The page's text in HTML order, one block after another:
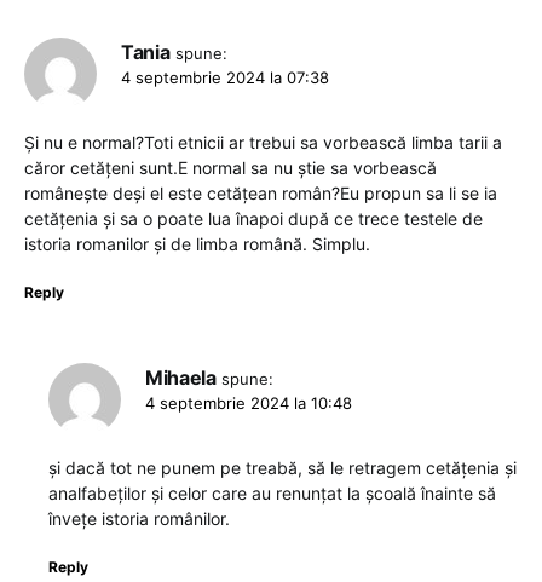
Tania spune:
4 septembrie 2024 la 07:38
Și nu e normal?Toti etnicii ar trebui sa vorbească limba tarii a
căror cetățeni sunt.E normal sa nu știe sa vorbească
românește deși el este cetățean român?Eu propun sa li se ia
cetățenia și sa o poate lua înapoi după ce trece testele de
istoria romanilor și de limba română. Simplu.
Reply
Mihaela spune:
4 septembrie 2024 la 10:48
și dacă tot ne punem pe treabă, să le retragem cetățenia și
analfabeților și celor care au renunțat la școală înainte să
învețe istoria românilor.
Reply